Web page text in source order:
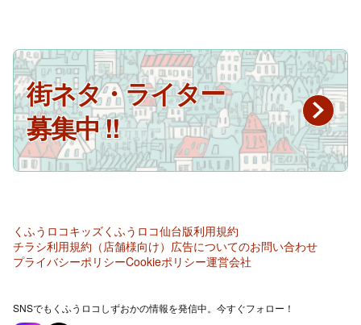
街ネタ・ライター
募集中 !!
くふうロコキッズくふうロコ仙台版利用規約
チラシ利用規約（店舗様向け） 広告についてのお問い合わせ
プライバシーポリシーCookieポリシー運営会社
SNSでもくふうロコしずおかの情報を発信中。今すぐフォロー！